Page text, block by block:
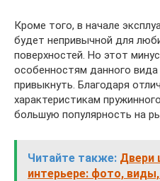
Кроме того, в начале
будет непривычной для
поверхностей. Но этот
особенностям данного
привыкнуть. Благодаря
характеристикам
большую популярность на
Читайте также: Двери
интерьере: фото,